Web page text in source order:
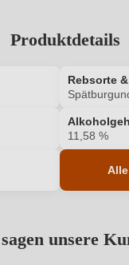
ANMELDEN
Produktdetails
Rebsorte
11,58 %
unsere